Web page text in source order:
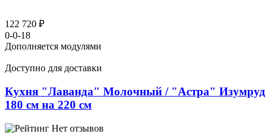
122 720 ₽
0-0-18
Дополняется модулями
Доступно для доставки
Кухня "Лаванда" Молочный / "Астра" Изумруд
180 см на 220 см
Нет отзывов